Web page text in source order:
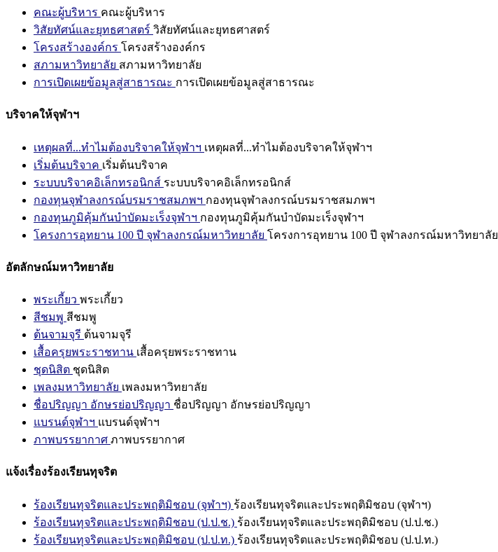
คณะผู้บริหาร คณะผู้บริหาร
วิสัยทัศน์และยุทธศาสตร์ วิสัยทัศน์และยุทธศาสตร์
โครงสร้างองค์กร โครงสร้างองค์กร
สภามหาวิทยาลัย สภามหาวิทยาลัย
การเปิดเผยข้อมูลสู่สาธารณะ การเปิดเผยข้อมูลสู่สาธารณะ
บริจาคให้จุฬาฯ
เหตุผลที่...ทำไมต้องบริจาคให้จุฬาฯ เหตุผลที่...ทำไมต้องบริจาคให้จุฬาฯ
เริ่มต้นบริจาค เริ่มต้นบริจาค
ระบบบริจาคอิเล็กทรอนิกส์ ระบบบริจาคอิเล็กทรอนิกส์
กองทุนจุฬาลงกรณ์บรมราชสมภพฯ กองทุนจุฬาลงกรณ์บรมราชสมภพฯ
กองทุนภูมิคุ้มกันบำบัดมะเร็งจุฬาฯ กองทุนภูมิคุ้มกันบำบัดมะเร็งจุฬาฯ
โครงการอุทยาน 100 ปี จุฬาลงกรณ์มหาวิทยาลัย โครงการอุทยาน 100 ปี จุฬาลงกรณ์มหาวิทยาลัย
อัตลักษณ์มหาวิทยาลัย
พระเกี้ยว พระเกี้ยว
สีชมพู สีชมพู
ต้นจามจุรี ต้นจามจุรี
เสื้อครุยพระราชทาน เสื้อครุยพระราชทาน
ชุดนิสิต ชุดนิสิต
เพลงมหาวิทยาลัย เพลงมหาวิทยาลัย
ชื่อปริญญา อักษรย่อปริญญา ชื่อปริญญา อักษรย่อปริญญา
แบรนด์จุฬาฯ แบรนด์จุฬาฯ
ภาพบรรยากาศ ภาพบรรยากาศ
แจ้งเรื่องร้องเรียนทุจริต
ร้องเรียนทุจริตและประพฤติมิชอบ (จุฬาฯ) ร้องเรียนทุจริตและประพฤติมิชอบ (จุฬาฯ)
ร้องเรียนทุจริตและประพฤติมิชอบ (ป.ป.ช.) ร้องเรียนทุจริตและประพฤติมิชอบ (ป.ป.ช.)
ร้องเรียนทุจริตและประพฤติมิชอบ (ป.ป.ท.) ร้องเรียนทุจริตและประพฤติมิชอบ (ป.ป.ท.)